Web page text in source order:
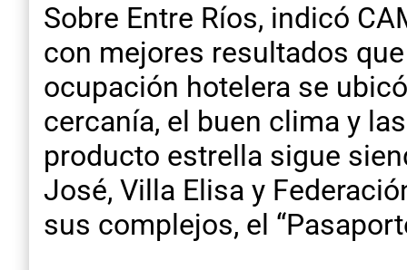
Sobre Entre Ríos, indicó
con mejores resultados
ocupación hotelera se
cercanía, el buen clima y
producto estrella sigue
José, Villa Elisa y
sus complejos, el